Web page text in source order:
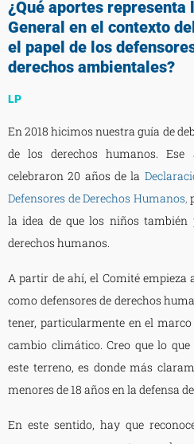
¿Qué aportes representa
General en el contexto
el papel de los
derechos ambientales?
LP
En 2018 hicimos nuestra guía de
de los derechos humanos.
celebraron 20 años de la
Defensores de Derechos Humanos,
la idea de que los niños también
derechos humanos.
A partir de ahí, el Comité empieza
como defensores de derechos
tener, particularmente en el
cambio climático. Creo que lo
este terreno, es donde más
menores de 18 años en la defensa
En este sentido, hay que